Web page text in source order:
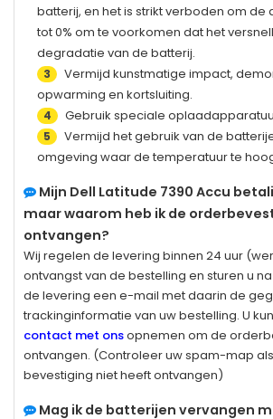
batterij, en het is strikt verboden om de
tot 0% om te voorkomen dat het
degradatie van de batterij.
3
Vermijd kunstmatige impact,
opwarming en kortsluiting.
4 Gebruik speciale
5
Vermijd het gebruik van de
omgeving waar de temperatuur te
Mijn Dell Latitude 7390 Accu
maar waarom heb ik de
ontvangen?
Wij regelen de levering binnen 24 uur
ontvangst van de bestelling en sturen u
de levering een e-mail met daarin de
trackinginformatie van uw bestelling. U
contact met onsopnemen om de
ontvangen. (Controleer uw spam-map
bevestiging niet heeft ontvangen)
Mag ik de batterijen vervangen